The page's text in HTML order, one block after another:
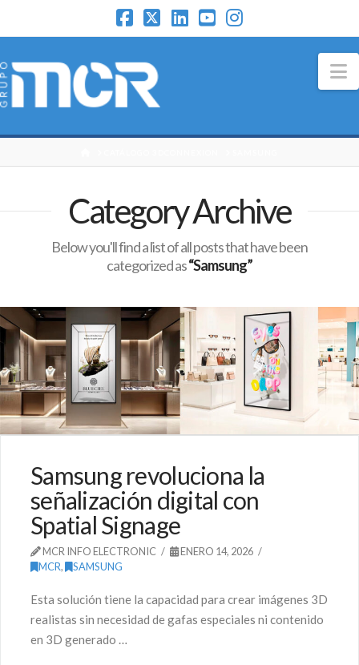
Category Archive
Below you'll find a list of all posts that have been
categorized as“Samsung”
Samsung revoluciona la
señalización digital con
Spatial Signage
MCR INFO ELECTRONIC
ENERO 14, 2026
MCR, SAMSUNG
Esta solución tiene la capacidad para crear imágenes 3D
realistas sin necesidad de gafas especiales ni contenido
en 3D generado …